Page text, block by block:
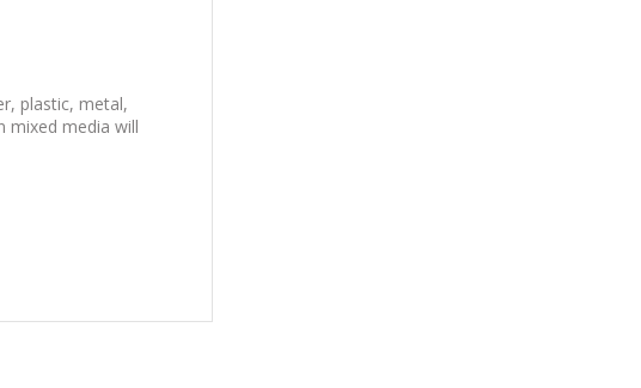
plastic, metal,
mixed media will